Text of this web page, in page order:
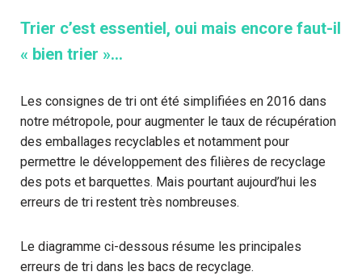
Trier c’est essentiel, oui mais encore faut-il
« bien trier »…
Les consignes de tri ont été simplifiées en 2016 dans
notre métropole, pour augmenter le taux de récupération
des emballages recyclables et notamment pour
permettre le développement des filières de recyclage
des pots et barquettes. Mais pourtant aujourd’hui les
erreurs de tri restent très nombreuses.
Le diagramme ci-dessous résume les principales
erreurs de tri dans les bacs de recyclage.